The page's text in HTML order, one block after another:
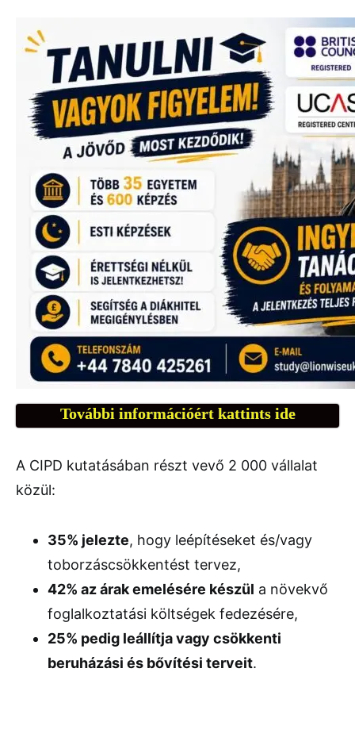
További információért kattints ide
A CIPD kutatásában részt vevő 2 000 vállalat
közül:
35% jelezte, hogy leépítéseket és/vagy
toborzáscsökkentést tervez,
42% az árak emelésére készül a növekvő
foglalkoztatási költségek fedezésére,
25% pedig leállítja vagy csökkenti
beruházási és bővítési terveit.